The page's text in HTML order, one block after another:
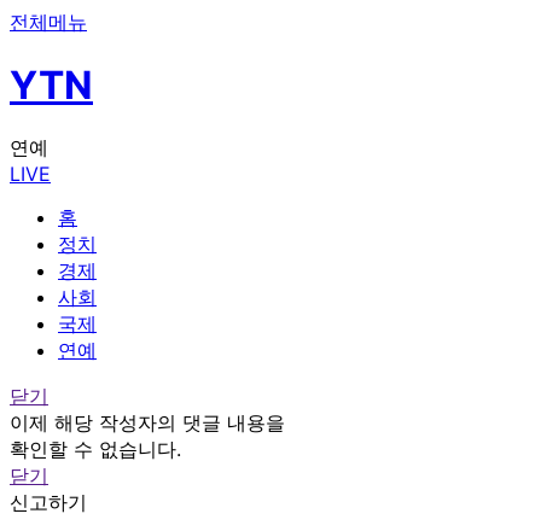
전체메뉴
YTN
연예
LIVE
홈
정치
경제
사회
국제
연예
닫기
이제 해당 작성자의 댓글 내용을
확인할 수 없습니다.
닫기
신고하기